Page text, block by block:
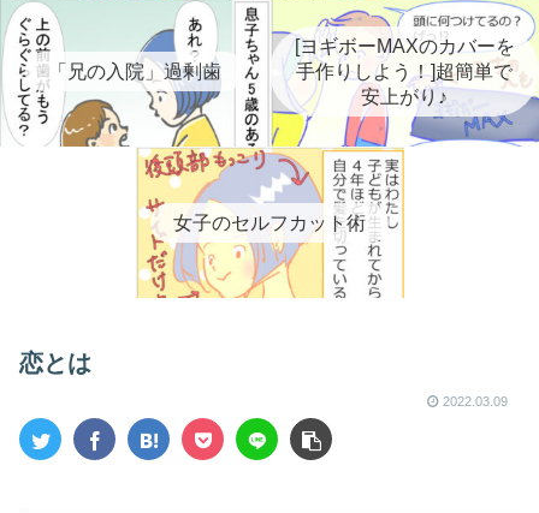
「兄の入院」過剰歯
[ヨギボーMAXのカバーを
手作りしよう！]超簡単で
安上がり♪
女子のセルフカット術
恋とは
2022.03.09